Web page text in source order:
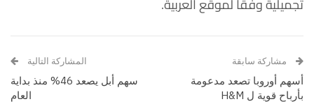
مشاركة سابقة
أسهم أوروبا تصعد مدعومة
بأرباح قوية ل H&M
المشاركة التالية
سهم أبل يصعد 46% منذ بداية
العام